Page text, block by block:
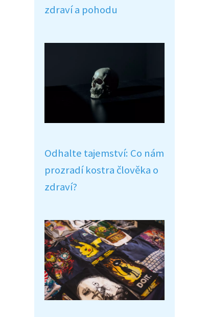
zdraví a pohodu
Odhalte tajemství: Co nám
prozradí kostra člověka o
zdraví?